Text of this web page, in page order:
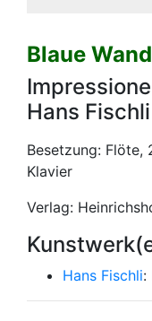
Blaue
Hans Fischli
Besetzung: Flöte,
Klavier
Verlag:
Hans Fischli: